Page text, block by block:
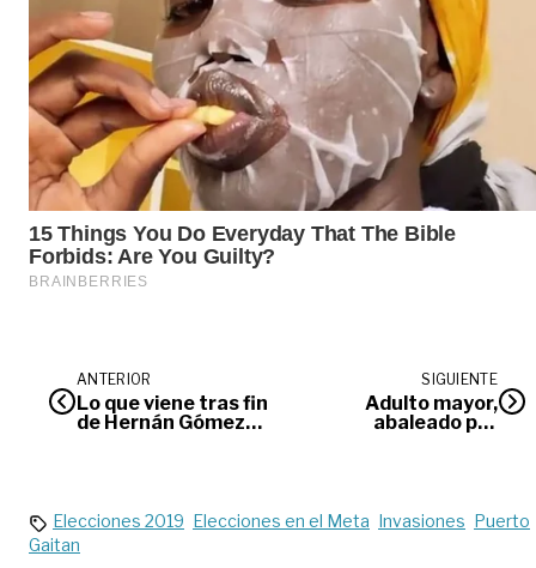
ANTERIOR
Lo que viene tras fin
de Hernán Gómez
SIGUIENTE
Adulto mayor,
abaleado por
Elecciones 2019 Elecciones en el Meta Invasiones Puerto
Gaitan